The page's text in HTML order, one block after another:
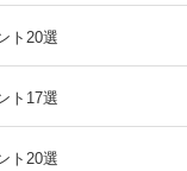
ト20選
ト17選
ト20選